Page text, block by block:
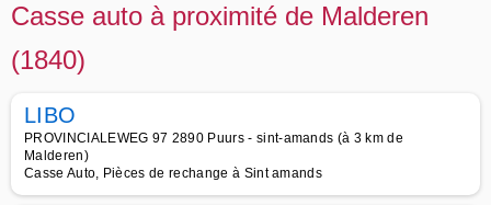
Casse auto à proximité de Malderen
(1840)
LIBO
PROVINCIALEWEG 97 2890 Puurs - sint-amands (à 3 km de
Malderen)
Casse Auto, Pièces de rechange à Sint amands